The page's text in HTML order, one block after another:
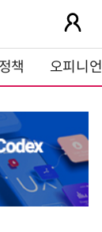
책 오피니언